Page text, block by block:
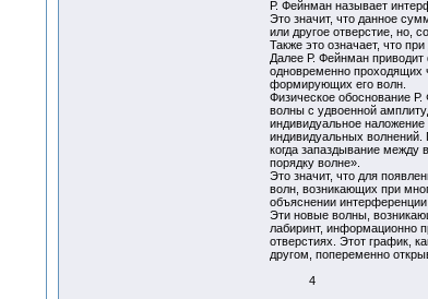
Р. Фейнман называет
Это значит, что данное
или другое отверстие, но,
Также это означает, что
Далее Р. Фейнман
одновременно проходящих
формирующих его волн.
Физическое обоснование
волны с удвоенной
индивидуальное
индивидуальных
когда запаздывание между
порядку волне».
Это значит, что для
волн, возникающих при
объяснении
Эти новые волны,
лабиринт, информационно
отверстиях. Этот график,
другом, попеременно
4